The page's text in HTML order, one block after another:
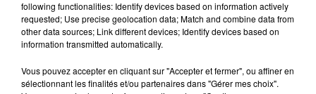
Emission METAL ZONE N° 945 Spéciale REDSTONE du 19 Janvier
2025 Part 1
following functionalities: Identify devices based on information actively
requested; Use precise geolocation data; Match and combine data from
other data sources; Link different devices; Identify devices based on
information transmitted automatically.
Vous pouvez accepter en cliquant sur "Accepter et fermer", ou affiner en
sélectionnant les finalités et/ou partenaires dans "Gérer mes choix".